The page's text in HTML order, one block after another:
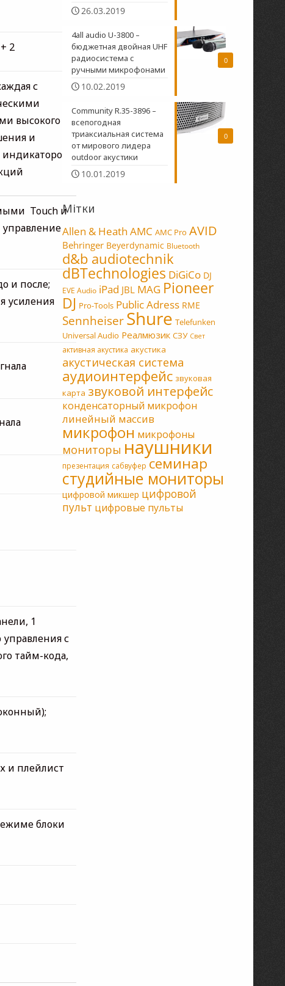
2
с
высокого
и
Touch и
и после;
усиления
1
с
тайм-кода,
и плейлист
блоки
26.03.2019
0
4all audio U-3800 –
бюджетная двойная UHF
радиосистема c
ручными микрофонами
10.02.2019
0
Community R.35-3896 –
всепогодная
триаксиальная система
от мирового лидера
outdoor акустики
10.01.2019
Мітки
Allen & Heath AMC AMC Pro AVID
Behringer Beyerdynamic Bluetooth
d&b audiotechnik
dBTechnologies DiGiCo DJ
EVE Audio iPad JBL MAG Pioneer
DJ Pro-Tools Public Adress RME
Sennheiser Shure Telefunken
Universal Audio Реалмюзик СЗУ Свет
активная акустика акустика
акустическая система
аудиоинтерфейс звуковая
карта звуковой интерфейс
конденсаторный микрофон
линейный массив
микрофон микрофоны
мониторы наушники
презентация сабвуфер семинар
студийные мониторы
цифровой микшер цифровой
пульт цифровые пульты